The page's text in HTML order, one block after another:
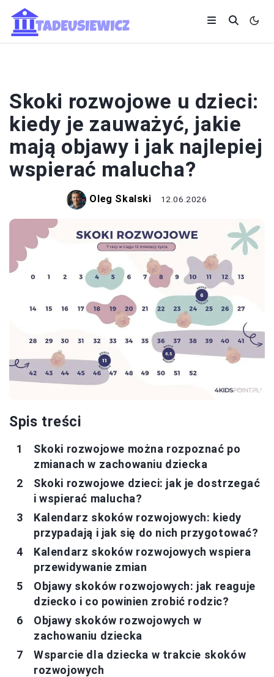
Skoki rozwojowe u dzieci:
kiedy je zauważyć, jakie
mają objawy i jak najlepiej
wspierać malucha?
Oleg Skalski 12.06.2026
Spis treści
Skoki rozwojowe można rozpoznać po
zmianach w zachowaniu dziecka
Skoki rozwojowe dzieci: jak je dostrzegać
i wspierać malucha?
Kalendarz skoków rozwojowych: kiedy
przypadają i jak się do nich przygotować?
Kalendarz skoków rozwojowych wspiera
przewidywanie zmian
Objawy skoków rozwojowych: jak reaguje
dziecko i co powinien zrobić rodzic?
Objawy skoków rozwojowych w
zachowaniu dziecka
Wsparcie dla dziecka w trakcie skoków
rozwojowych